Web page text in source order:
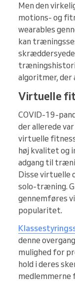
Men den
motions- og
wearables
kan
algoritmer, der
Virtuelle
COVID-19-
der allerede
virtuelle
høj kvalitet og
adgang til
Disse virtuelle
solo-træning.
gennemføres
popularitet.
denne
mulighed for
hold i deres